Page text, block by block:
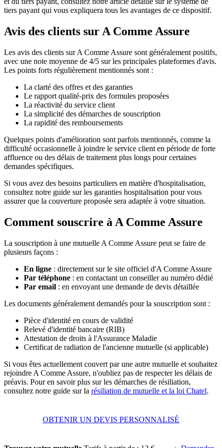
tiers payant qui vous expliquera tous les avantages de ce dispositif.
Avis des clients sur A Comme Assure
Les avis des clients sur A Comme Assure sont généralement positifs,
avec une note moyenne de 4/5 sur les principales plateformes d'avis.
Les points forts régulièrement mentionnés sont :
La clarté des offres et des garanties
Le rapport qualité-prix des formules proposées
La réactivité du service client
La simplicité des démarches de souscription
La rapidité des remboursements
Quelques points d'amélioration sont parfois mentionnés, comme la
difficulté occasionnelle à joindre le service client en période de forte
affluence ou des délais de traitement plus longs pour certaines
demandes spécifiques.
Si vous avez des besoins particuliers en matière d'hospitalisation,
consultez notre guide sur les garanties hospitalisation pour vous
assurer que la couverture proposée sera adaptée à votre situation.
Comment souscrire à A Comme Assure
La souscription à une mutuelle A Comme Assure peut se faire de
plusieurs façons :
En ligne : directement sur le site officiel d'A Comme Assure
Par téléphone : en contactant un conseiller au numéro dédié
Par email : en envoyant une demande de devis détaillée
Les documents généralement demandés pour la souscription sont :
Pièce d'identité en cours de validité
Relevé d'identité bancaire (RIB)
Attestation de droits à l'Assurance Maladie
Certificat de radiation de l'ancienne mutuelle (si applicable)
Si vous êtes actuellement couvert par une autre mutuelle et souhaitez
rejoindre A Comme Assure, n'oubliez pas de respecter les délais de
préavis. Pour en savoir plus sur les démarches de résiliation,
consultez notre guide sur la résiliation de mutuelle et la loi Chatel.
OBTENIR UN DEVIS PERSONNALISÉ